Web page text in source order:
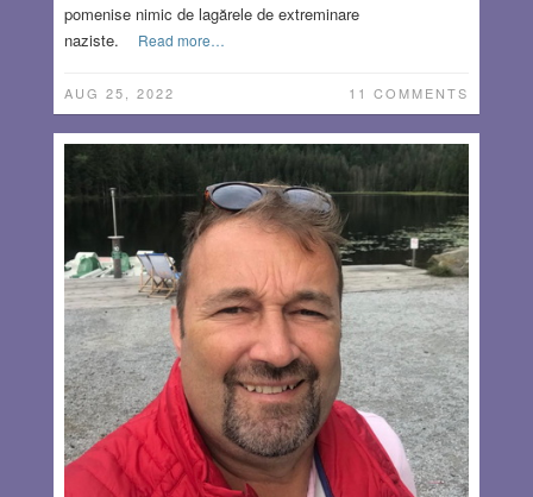
pomenise nimic de lagărele de extreminare
naziste.
Read more…
AUG 25, 2022 11 COMMENTS